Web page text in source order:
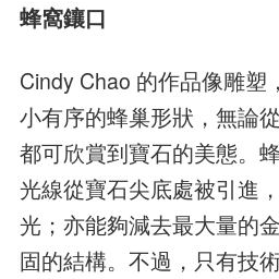
蜂窩鑲口
Cindy Chao 的作品像雕塑
小有序的蜂巢形狀，無論
都可欣賞到寶石的美態。
光線從寶石尖底處被引進
光；亦能夠減去最大量的
固的結構。不過，只有技